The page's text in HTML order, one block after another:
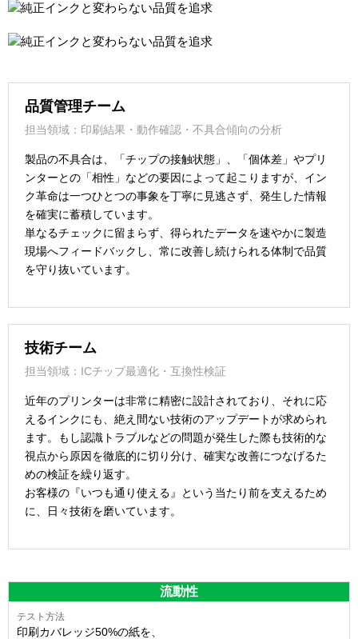
品質管理チーム
担当領域：印刷結果・動作確認・不具合傾向の分析
製品の不具合は、「チップの接触状態」、「個体差」やプリ
ンターとの「相性」などの要因によって起こりますが、イン
ク革命は一つひとつの事象を丁寧に見逃さず、発生した情報
を確実に蓄積しています。
単なるチェックに留まらず、得られたデータを速やかに製造
現場へフィードバックし、常に改善し続けられる体制で品質
を守り抜いています。
技術チーム
担当領域：ICチップ最適化・互換性検証
近年のプリンターは非常に精密に設計されており、それに応
えるインクにも、絶え間ない技術のアップデートが求められ
ます。もし認識トラブルなどの問題が発生した際も技術的な
視点から原因を徹底的に切り分け、確実な改善につなげるた
めの検証を繰り返す。
お客様の『いつも通り使える』という当たり前を支えるため
に、日々技術を磨いています。
流動性
印刷カバレッジ50%の紙を、